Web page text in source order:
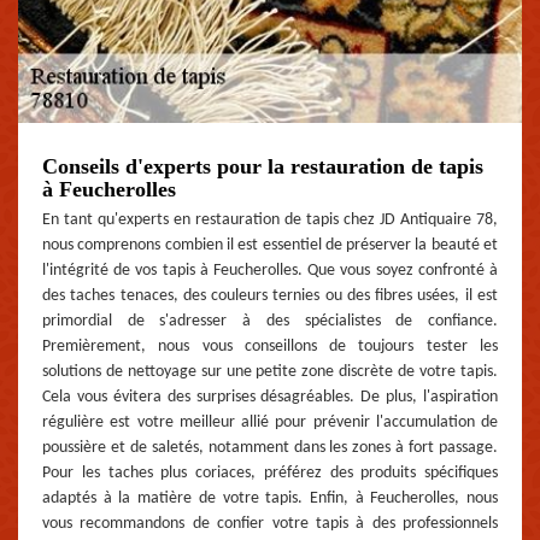
Conseils d'experts pour la restauration de tapis
à Feucherolles
En tant qu'experts en restauration de tapis chez JD Antiquaire 78,
nous comprenons combien il est essentiel de préserver la beauté et
l'intégrité de vos tapis à Feucherolles. Que vous soyez confronté à
des taches tenaces, des couleurs ternies ou des fibres usées, il est
primordial de s'adresser à des spécialistes de confiance.
Premièrement, nous vous conseillons de toujours tester les
solutions de nettoyage sur une petite zone discrète de votre tapis.
Cela vous évitera des surprises désagréables. De plus, l'aspiration
régulière est votre meilleur allié pour prévenir l'accumulation de
poussière et de saletés, notamment dans les zones à fort passage.
Pour les taches plus coriaces, préférez des produits spécifiques
adaptés à la matière de votre tapis. Enfin, à Feucherolles, nous
vous recommandons de confier votre tapis à des professionnels